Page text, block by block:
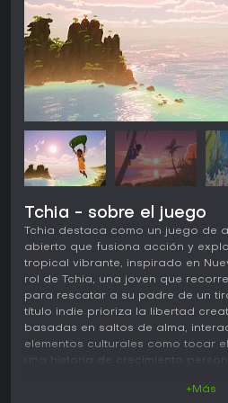
Tchia - sobre el juego
Tchia destaca como un juego de
abierto que fusiona acción y
tropical vibrante, inspirado en
rol de Tchia, una joven que
para rescatar a su padre de un
título indie prioriza la libertad
basadas en saltos de alma,
elementos culturales como tocar
una historia de crecimiento
+Más